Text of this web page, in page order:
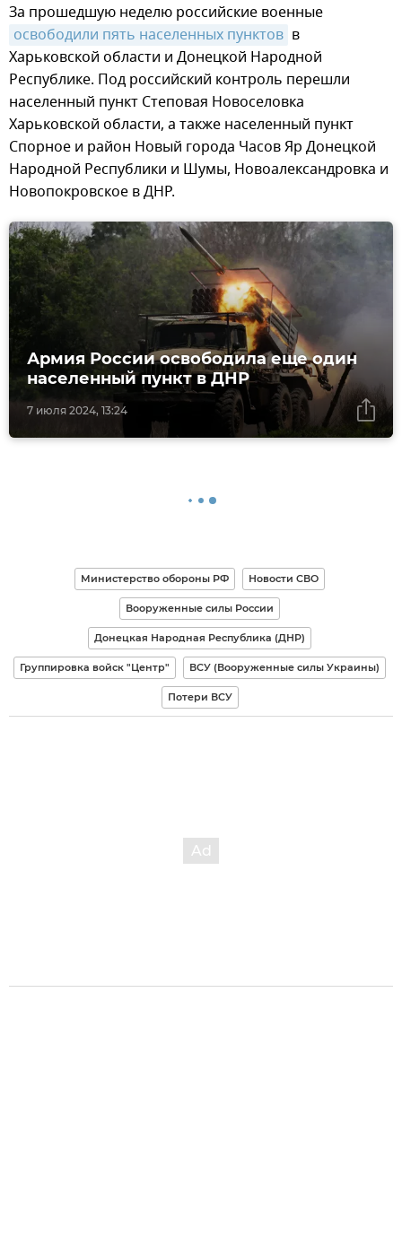
За прошедшую неделю российские военные
освободили пять населенных пунктов в
Харьковской области и Донецкой Народной
Республике. Под российский контроль перешли
населенный пункт Степовая Новоселовка
Харьковской области, а также населенный пункт
Спорное и район Новый города Часов Яр Донецкой
Народной Республики и Шумы, Новоалександровка и
Новопокровское в ДНР.
7 июля 2024, 13:24
Армия России освободила еще один
населенный пункт в ДНР
Министерство обороны РФ Новости СВО
Вооруженные силы России
Донецкая Народная Республика (ДНР)
Группировка войск "Центр" ВСУ (Вооруженные силы Украины)
Потери ВСУ